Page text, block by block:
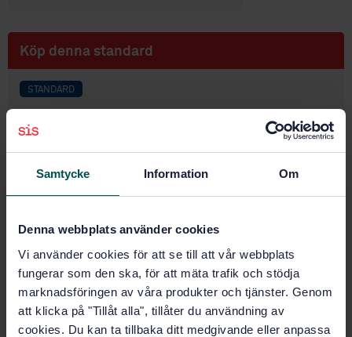
Samtycke Information Om
Denna webbplats använder cookies
Vi använder cookies för att se till att vår webbplats
fungerar som den ska, för att mäta trafik och stödja
marknadsföringen av våra produkter och tjänster. Genom
att klicka på "Tillåt alla", tillåter du användning av
cookies. Du kan ta tillbaka ditt medgivande eller anpassa
Köp denna standard
STANDARD
Gasutrustning - Gaseldad utrustning för
restaurangkök - Del 2-4: Särskilda krav på fritöser
Fler alternativ